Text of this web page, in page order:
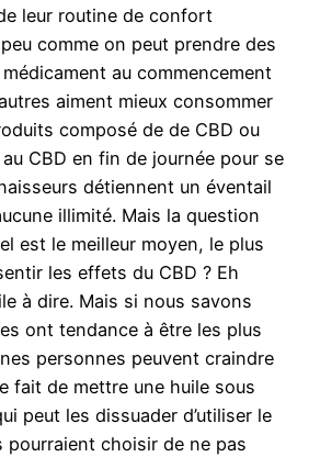
leur routine de confort
comme on peut prendre des
au commencement
aiment mieux consommer
composé de de CBD ou
CBD en fin de journée pour se
détiennent un éventail
illimité. Mais la question
est le meilleur moyen, le plus
les effets du CBD ? Eh
à dire. Mais si nous savons
ont tendance à être les plus
personnes peuvent craindre
fait de mettre une huile sous
peut les dissuader d’utiliser le
pourraient choisir de ne pas